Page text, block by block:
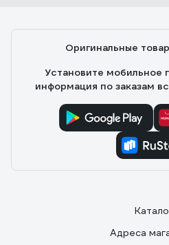
Оригинальные
Установите мобильное
информация по заказам
Адреса